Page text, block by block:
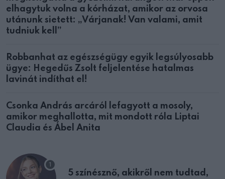
elhagytuk volna a kórházat, amikor az orvosa
utánunk sietett: „Várjanak! Van valami, amit
tudniuk kell”
Robbanhat az egészségügy egyik legsúlyosabb
ügye: Hegedűs Zsolt feljelentése hatalmas
lavinát indíthat el!
Csonka András arcáról lefagyott a mosoly,
amikor meghallotta, mit mondott róla Liptai
Claudia és Ábel Anita
5 színésznő, akikről nem tudtad,